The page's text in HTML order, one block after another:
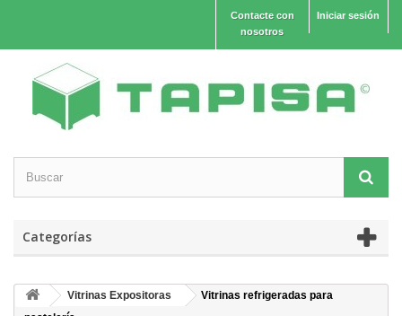
Iniciar sesión
Contacte con
nosotros
Categorías
Vitrinas Expositoras
Vitrinas refrigeradas para